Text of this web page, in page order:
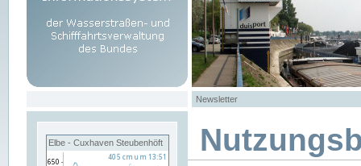
Newsletter
Elbe - Cuxhaven Steubenhöft